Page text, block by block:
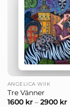
ANGELICA WIIK
Tre Vänner
1600 kr– 2900 kr